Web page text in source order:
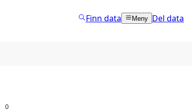
Finn data Meny Del data
0